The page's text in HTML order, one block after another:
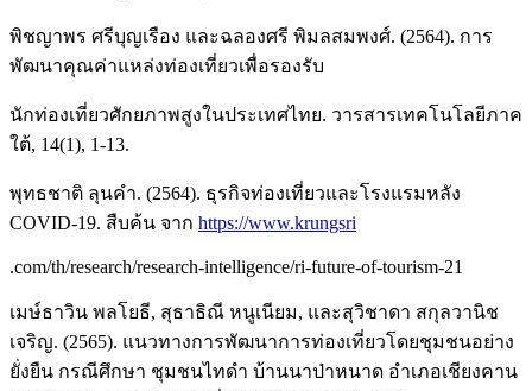
พิชญาพร ศรีบุญเรือง และฉลองศรี พิมลสมพงศ์. (2564). การ
พัฒนาคุณค่าแหล่งท่องเที่ยวเพื่อรองรับ
นักท่องเที่ยวศักยภาพสูงในประเทศไทย. วารสารเทคโนโลยีภาค
ใต้, 14(1), 1-13.
พุทธชาติ ลุนคำ. (2564). ธุรกิจท่องเที่ยวและโรงแรมหลัง
COVID-19. สืบค้น จาก https://www.krungsri
.com/th/research/research-intelligence/ri-future-of-tourism-21
เมษ์ธาวิน พลโยธี, สุธาธิณี หนูเนียม, และสุวิชาดา สกุลวานิช
เจริญ. (2565). แนวทางการพัฒนาการท่องเที่ยวโดยชุมชนอย่าง
ยั่งยืน กรณีศึกษา ชุมชนไทดำ บ้านนาป่าหนาด อำเภอเชียงคาน